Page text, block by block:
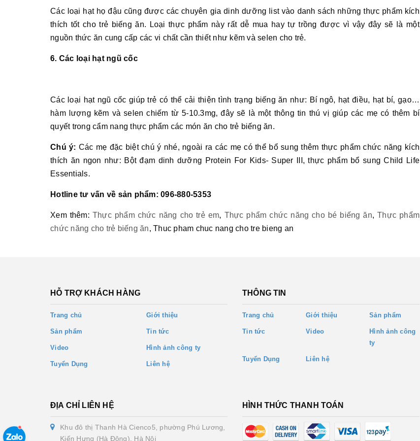
Các loại hạt họ đậu cũng được các chuyên gia dinh dưỡng list vào danh sách những thực phẩm kích
thích tốt cho trẻ biếng ăn. Loại thực phẩm này rất dễ mua hay tự trồng được vì vậy đây sẽ là một
nguồn thức ăn cung cấp các vi chất cần thiết như kẽm và selen cho trẻ.
6. Các loại hạt ngũ cốc
Các loại hạt ngũ cốc giúp trẻ có thể cải thiện tình trạng biếng ăn như: Bí ngô, hạt điều, hạt bí, gạo…
hàm lượng kẽm và selen chiếm từ 5-10.3mg, đây sẽ là một thông tin thú vị giúp các mẹ có thêm bí
quyết trong cẩm nang thực phẩm các món ăn cho trẻ biếng ăn.
Chú ý: Các mẹ đặc biệt chú ý nhé, ngoài ra các mẹ có thể bổ sung thêm thực phẩm chức năng kích
thích ăn ngon như: Bột đạm dinh dưỡng Protein For Kids- Super III, thực phẩm bổ sung Child Life
Essentials.
Hotline tư vấn về sản phẩm: 096-880-5353
Xem thêm: Thực phẩm chức năng cho trẻ em, Thực phẩm chức năng cho bé biếng ăn,Thực phẩm
chức năng cho trẻ biếng ăn, Thuc pham chuc nang cho tre bieng an
HỖ TRỢ KHÁCH HÀNG
Trang chủ Giới thiệu
Sản phẩm Tin tức
Video Hình ảnh công ty
Tuyển Dụng Liên hệ
THÔNG TIN
Trang chủ Giới thiệu Sản phẩm
Tin tức Video
Hình ảnh công
ty
Tuyển Dụng Liên hệ
ĐỊA CHỈ LIÊN HỆ
Khu đô thị Thanh Hà Cienco5, phường Phú Lương,
Kiến Hưng (Hà Đông), Hà Nội
HÌNH THỨC THANH TOÁN